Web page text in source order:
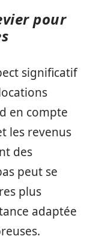
pour
significatif
en compte
les revenus
des
peut se
plus
adaptée